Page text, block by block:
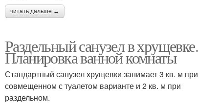
читать дальше →
Раздельный санузел в хрущевке.
Планировка ванной комнаты
Стандартный санузел хрущевки занимает 3 кв. м при
совмещенном с туалетом варианте и 2 кв. м при
раздельном.